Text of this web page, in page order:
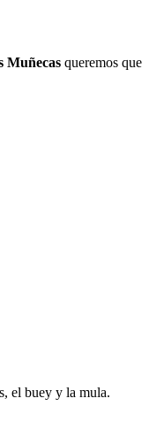
Muñecas queremos que
el buey y la mula.